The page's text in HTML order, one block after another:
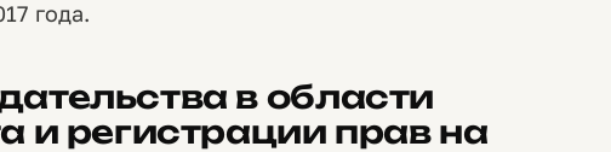
года.
в области
и регистрации прав на